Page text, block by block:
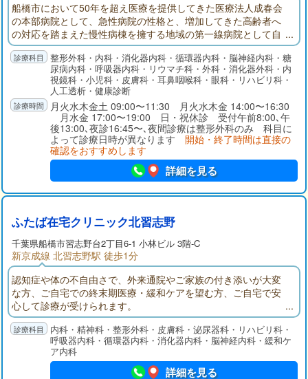
船橋市において50年を超え医療を提供してきた医療法人成春会
の本部病院として、急性病院の性格と、増加してきた高齢者へ
の対応を踏まえた慢性病棟を擁する地域の第一線病院として自
負しております。人工透析センターでは永年蓄積したデータと
経験、最新の透析機械により外来・入院治療を行っておりま
す。人工関節脊椎センターでは関節や腰等の痛みの治療を行っ
ております。特にひざ人工関節置換術は北海道や鹿児島、中
国・アメリカより手術を受けに来院頂いております。
整形外科・内科・消化器内科・循環器内科・脳神経内科・糖
尿病内科・呼吸器内科・リウマチ科・外科・消化器外科・内
視鏡科・小児科・皮膚科・耳鼻咽喉科・眼科・リハビリ科・
人工透析・健康診断
月火水木金土 09:00〜11:30 月火水木金 14:00〜16:30
月水金 17:00〜19:00 日・祝休診 受付午前8:00､午
後13:00､夜診16:45〜､夜間診療は整形外科のみ 科目に
よって診療日時が異なります 開始・終了時間は直接の
確認をおすすめします
詳細を見る
ふたば在宅クリニック北習志野
千葉県船橋市習志野台2丁目6-1 小林ビル 3階-C
新京成線 北習志野駅 徒歩1分
認知症や体の不自由さで、外来通院やご家族の付き添いが大変
な方、ご自宅での終末期医療・緩和ケアを望む方、ご自宅で安
心して診療が受けられます。
内科・精神科・整形外科・皮膚科・泌尿器科・リハビリ科・
呼吸器内科・循環器内科・消化器内科・脳神経内科・緩和ケ
ア内科
詳細を見る